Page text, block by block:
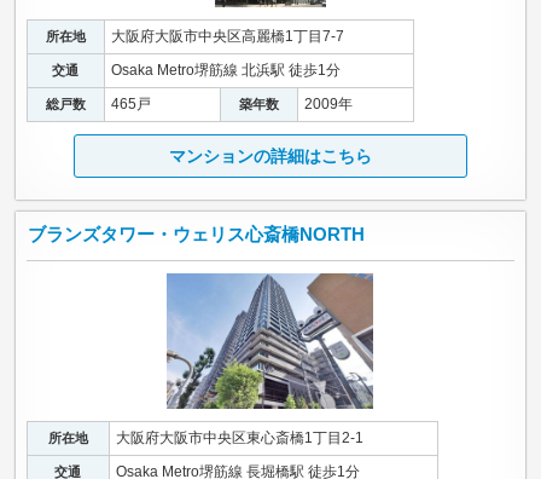
所在地 大阪府大阪市中央区高麗橋1丁目7-7
交通 Osaka Metro堺筋線 北浜駅 徒歩1分
総戸数 465戸 築年数 2009年
マンションの詳細はこちら
ブランズタワー・ウェリス心斎橋NORTH
所在地 大阪府大阪市中央区東心斎橋1丁目2-1
交通 Osaka Metro堺筋線 長堀橋駅 徒歩1分